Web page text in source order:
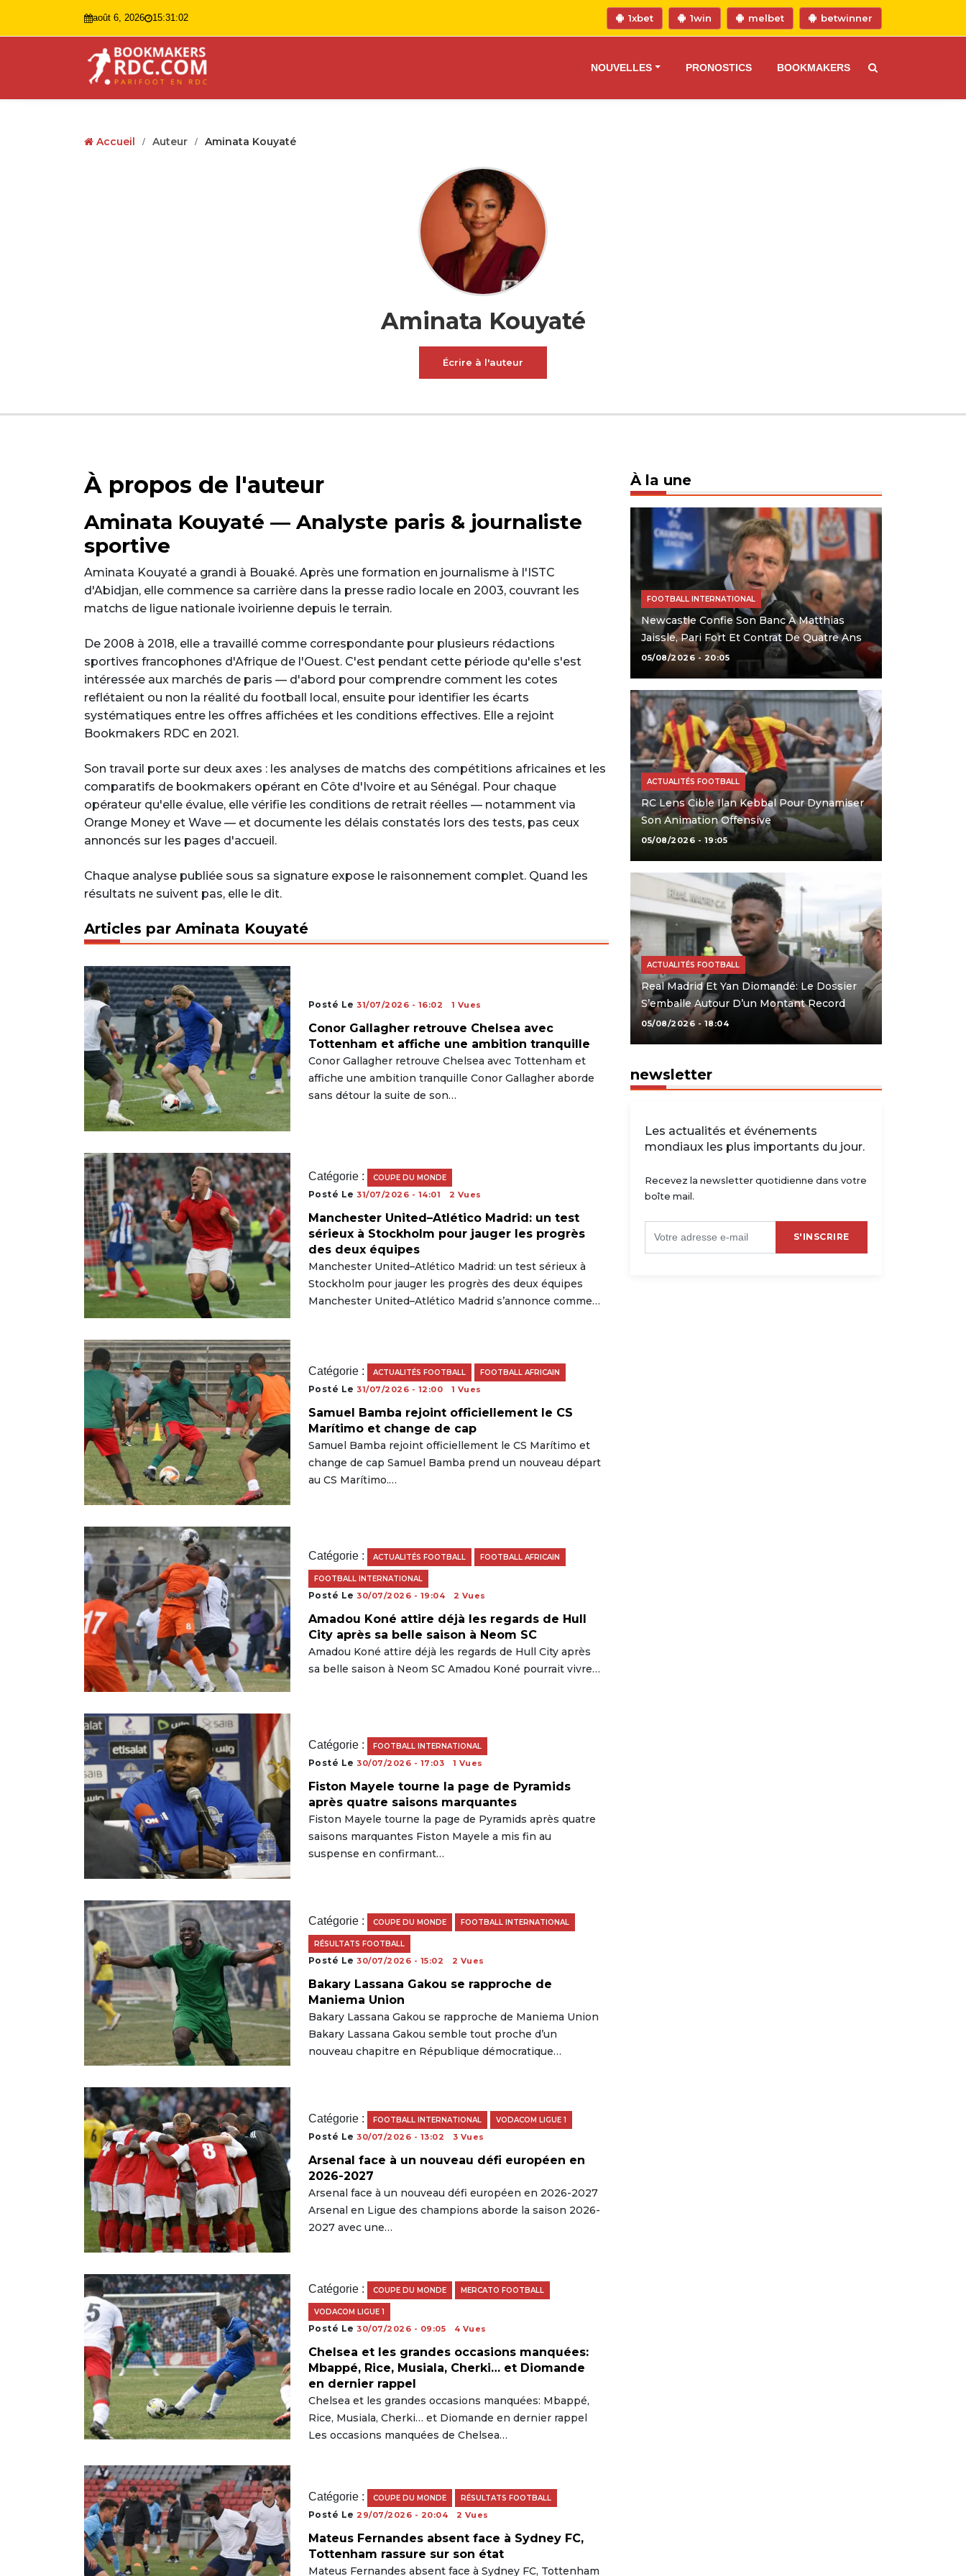
août 6, 2026 15:31:04 1xbet 1win melbet betwinner
NOUVELLES PRONOSTICS BOOKMAKERS
Accueil Auteur Aminata Kouyaté
Aminata Kouyaté
Écrire à l'auteur
À propos de l'auteur
Aminata Kouyaté — Analyste paris & journaliste
sportive
Aminata Kouyaté a grandi à Bouaké. Après une formation en journalisme à l'ISTC
d'Abidjan, elle commence sa carrière dans la presse radio locale en 2003, couvrant les
matchs de ligue nationale ivoirienne depuis le terrain.
De 2008 à 2018, elle a travaillé comme correspondante pour plusieurs rédactions
sportives francophones d'Afrique de l'Ouest. C'est pendant cette période qu'elle s'est
intéressée aux marchés de paris — d'abord pour comprendre comment les cotes
reflétaient ou non la réalité du football local, ensuite pour identifier les écarts
systématiques entre les offres affichées et les conditions effectives. Elle a rejoint
Bookmakers RDC en 2021.
Son travail porte sur deux axes : les analyses de matchs des compétitions africaines et les
comparatifs de bookmakers opérant en Côte d'Ivoire et au Sénégal. Pour chaque
opérateur qu'elle évalue, elle vérifie les conditions de retrait réelles — notamment via
Orange Money et Wave — et documente les délais constatés lors des tests, pas ceux
annoncés sur les pages d'accueil.
Chaque analyse publiée sous sa signature expose le raisonnement complet. Quand les
résultats ne suivent pas, elle le dit.
Articles par Aminata Kouyaté
Posté Le 31/07/2026 - 16:02 1 Vues
Conor Gallagher retrouve Chelsea avec
Tottenham et affiche une ambition tranquille
Conor Gallagher retrouve Chelsea avec Tottenham et
affiche une ambition tranquille Conor Gallagher aborde
sans détour la suite de son…
Catégorie : COUPE DU MONDE
Posté Le 31/07/2026 - 14:01 2 Vues
Manchester United–Atlético Madrid: un test
sérieux à Stockholm pour jauger les progrès
des deux équipes
Manchester United–Atlético Madrid: un test sérieux à
Stockholm pour jauger les progrès des deux équipes
Manchester United–Atlético Madrid s’annonce comme…
Catégorie : ACTUALITÉS FOOTBALL FOOTBALL AFRICAIN
Posté Le 31/07/2026 - 12:00 1 Vues
Samuel Bamba rejoint officiellement le CS
Marítimo et change de cap
Samuel Bamba rejoint officiellement le CS Marítimo et
change de cap Samuel Bamba prend un nouveau départ
au CS Marítimo.…
Catégorie : ACTUALITÉS FOOTBALL FOOTBALL AFRICAIN
FOOTBALL INTERNATIONAL
Posté Le 30/07/2026 - 19:04 2 Vues
Amadou Koné attire déjà les regards de Hull
City après sa belle saison à Neom SC
Amadou Koné attire déjà les regards de Hull City après
sa belle saison à Neom SC Amadou Koné pourrait vivre…
Catégorie : FOOTBALL INTERNATIONAL
Posté Le 30/07/2026 - 17:03 1 Vues
Fiston Mayele tourne la page de Pyramids
après quatre saisons marquantes
Fiston Mayele tourne la page de Pyramids après quatre
saisons marquantes Fiston Mayele a mis fin au
suspense en confirmant…
Catégorie : COUPE DU MONDE FOOTBALL INTERNATIONAL
RÉSULTATS FOOTBALL
Posté Le 30/07/2026 - 15:02 2 Vues
Bakary Lassana Gakou se rapproche de
Maniema Union
Bakary Lassana Gakou se rapproche de Maniema Union
Bakary Lassana Gakou semble tout proche d’un
nouveau chapitre en République démocratique…
Catégorie : FOOTBALL INTERNATIONAL VODACOM LIGUE 1
Posté Le 30/07/2026 - 13:02 3 Vues
Arsenal face à un nouveau défi européen en
2026-2027
Arsenal face à un nouveau défi européen en 2026-2027
Arsenal en Ligue des champions aborde la saison 2026-
2027 avec une…
Catégorie : COUPE DU MONDE MERCATO FOOTBALL
VODACOM LIGUE 1
Posté Le 30/07/2026 - 09:05 4 Vues
Chelsea et les grandes occasions manquées:
Mbappé, Rice, Musiala, Cherki… et Diomande
en dernier rappel
Chelsea et les grandes occasions manquées: Mbappé,
Rice, Musiala, Cherki… et Diomande en dernier rappel
Les occasions manquées de Chelsea…
Catégorie : COUPE DU MONDE RÉSULTATS FOOTBALL
Posté Le 29/07/2026 - 20:04 2 Vues
Mateus Fernandes absent face à Sydney FC,
Tottenham rassure sur son état
Mateus Fernandes absent face à Sydney FC, Tottenham
À la une
FOOTBALL INTERNATIONAL
Newcastle Confie Son Banc À Matthias
Jaissle, Pari Fort Et Contrat De Quatre Ans
05/08/2026 - 20:05
ACTUALITÉS FOOTBALL
RC Lens Cible Ilan Kebbal Pour Dynamiser
Son Animation Offensive
05/08/2026 - 19:05
ACTUALITÉS FOOTBALL
Real Madrid Et Yan Diomandé: Le Dossier
S’emballe Autour D’un Montant Record
05/08/2026 - 18:04
newsletter
Les actualités et événements
mondiaux les plus importants du jour.
Recevez la newsletter quotidienne dans votre
boîte mail.
S'INSCRIRE